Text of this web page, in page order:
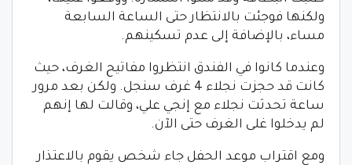
ولكنها فوجئت بالانتظار حتى الساعة السابعة
مساء، بالإضافة إلى عدم تسكينهم.
وعندما كانوا في الفندق انتظروا مفاتيح الغرف، حيث
كانت قد حجزت نجلاء 4 غرف سنجل. ولكن بعد مرور
ساعة تحدثت نجلاء مع إنجي علي، وقالت لها إنهم
لم يدخلوا غلى الغرف حتى الآن.
ومع اقتراب موعد الحفل جاء شخص يقوم بالاعتذار